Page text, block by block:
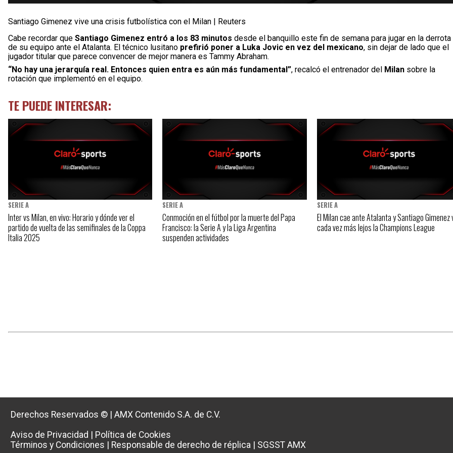
Santiago Gimenez vive una crisis futbolística con el Milan | Reuters
Cabe recordar que Santiago Gimenez entró a los 83 minutos desde el banquillo este fin de semana para jugar en la derrota
de su equipo ante el Atalanta. El técnico lusitano prefirió poner a Luka Jovic en vez del mexicano, sin dejar de lado que el
jugador titular que parece convencer de mejor manera es Tammy Abraham.
“No hay una jerarquía real. Entonces quien entra es aún más fundamental”, recalcó el entrenador del Milan sobre la
rotación que implementó en el equipo.
TE PUEDE INTERESAR:
SERIE A
Inter vs Milan, en vivo: Horario y dónde ver el
partido de vuelta de las semifinales de la Coppa
Italia 2025
SERIE A
Conmoción en el fútbol por la muerte del Papa
Francisco: la Serie A y la Liga Argentina
suspenden actividades
SERIE A
El Milan cae ante Atalanta y Santiago Gimenez
cada vez más lejos la Champions League
Derechos Reservados ©
AMX Contenido S.A. de C.V.
Aviso de Privacidad
Política de Cookies
Términos y Condiciones
Responsable de derecho de réplica SGSST AMX